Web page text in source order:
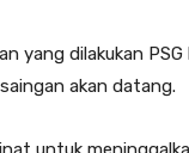
yang dilakukan PSG
akan datang.